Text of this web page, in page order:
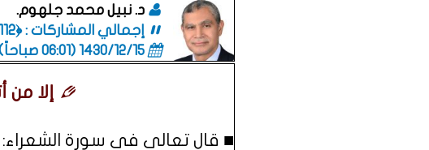
د. نبيل محمد جلهوم.
إجمالي المشاركات : ﴿112﴾.
1430/12/15 (06:01 صباحاً)
إلا
■ قال تعالى في سورة الشعراء: